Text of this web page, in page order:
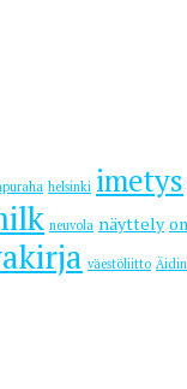
helsinki imetys
neuvola näyttely
väestöliitto